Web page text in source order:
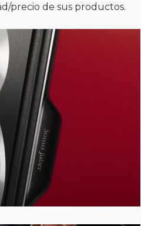
precio de sus productos.